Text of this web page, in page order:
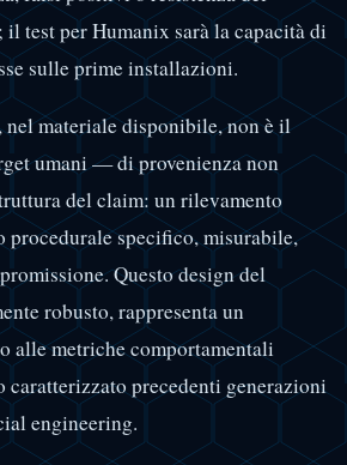
test per Humanix sarà la capacità di
sulle prime installazioni.
materiale disponibile, non è il
umani — di provenienza non
del claim: un rilevamento
procedurale specifico, misurabile,
Questo design del
robusto, rappresenta un
alle metriche comportamentali
caratterizzato precedenti generazioni
engineering.